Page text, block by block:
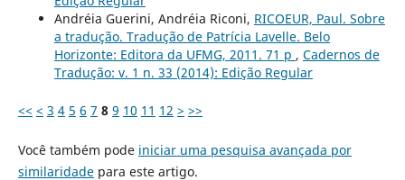
Andréia Guerini, Andréia Riconi, RICOEUR, Paul. Sobre
a tradução. Tradução de Patrícia Lavelle. Belo
Horizonte: Editora da UFMG, 2011. 71 p , Cadernos de
Tradução: v. 1 n. 33 (2014): Edição Regular
<< < 3 4 5 6 7 8 9 10 11 12 > >>
Você também pode iniciar uma pesquisa avançada por
similaridadepara este artigo.